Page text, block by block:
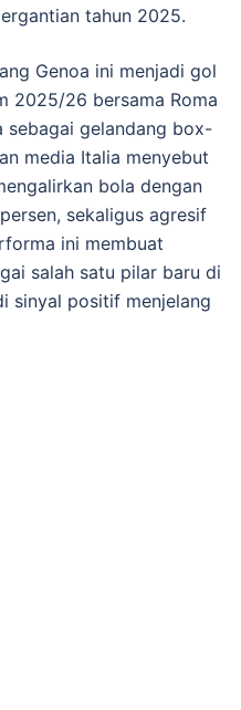
tahun 2025.
Genoa ini menjadi gol
2025/26 bersama Roma
sebagai gelandang box-
media Italia menyebut
bola dengan
sekaligus agresif
ini membuat
salah satu pilar baru di
sinyal positif menjelang